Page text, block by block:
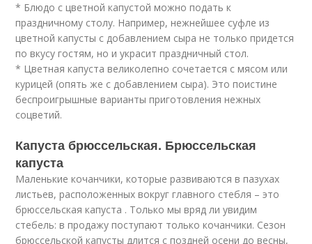
* Блюдо с цветной капустой можно подать к
праздничному столу. Например, нежнейшее суфле из
цветной капусты с добавлением сыра не только придется
по вкусу гостям, но и украсит праздничный стол.
* Цветная капуста великолепно сочетается с мясом или
курицей (опять же с добавлением сыра). Это поистине
беспроигрышные варианты приготовления нежных
соцветий.
Капуста брюссельская. Брюссельская
капуста
Маленькие кочанчики, которые развиваются в пазухах
листьев, расположенных вокруг главного стебля – это
брюссельская капуста . Только мы вряд ли увидим
стебель: в продажу поступают только кочанчики. Сезон
брюссельской капусты длится с поздней осени до весны,